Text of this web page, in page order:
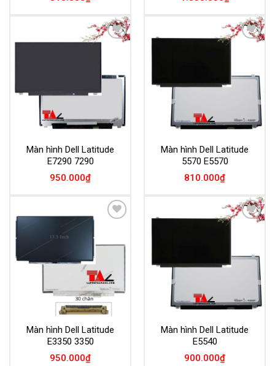
Màn hình Dell Latitude
E7290 7290
950.000₫
Màn hình Dell Latitude
5570 E5570
810.000₫
Màn hình Dell Latitude
E3350 3350
950.000₫
Màn hình Dell Latitude
E5540
900.000₫